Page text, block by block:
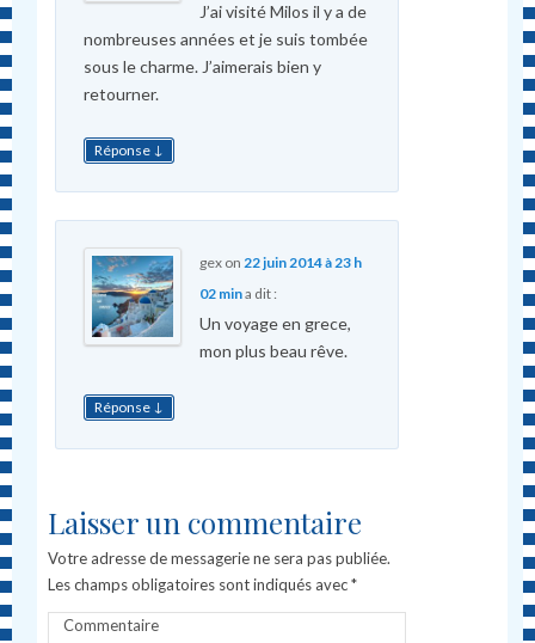
J’ai visité Milos il y a de
nombreuses années et je suis tombée
sous le charme. J’aimerais bien y
retourner.
Réponse ↓
gexon 22 juin 2014 à 23 h
02 mina dit :
Un voyage en grece,
mon plus beau rêve.
Réponse ↓
Laisser un commentaire
Votre adresse de messagerie ne sera pas publiée.
Les champs obligatoires sont indiqués avec*
Commentaire